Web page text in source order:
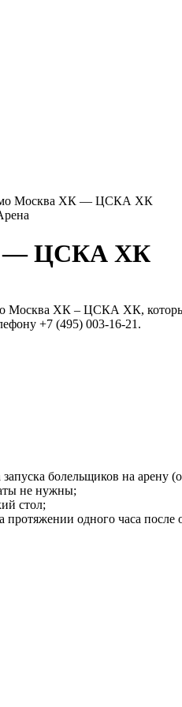
Москва ХК — ЦСКА ХК
— ЦСКА ХК
Москва ХК – ЦСКА ХК,
+7 (495) 003-16-21.
болельщиков на арену
не нужны;
стол;
протяжении одного часа после